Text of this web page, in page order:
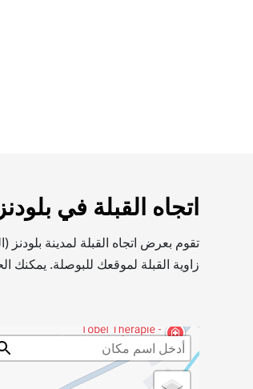
اتجاه القبلة في بلودنز
تقوم بعرض اتجاه القبلة لمدينة
زاوية القبلة لموقعك للبوصلة. يمكنك